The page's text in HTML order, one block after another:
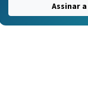
Assinar